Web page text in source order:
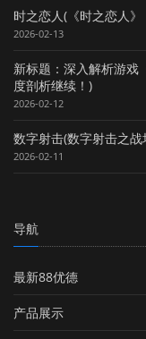
时之恋人(《时之恋人
2026-02-13
新标题：深入解析游戏
度剖析继续！)
2026-02-12
数字射击(数字射击之
2026-02-11
导航
最新88优德
产品展示